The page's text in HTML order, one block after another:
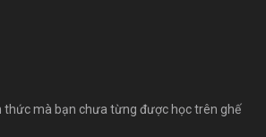
thức mà bạn chưa từng được học trên ghế